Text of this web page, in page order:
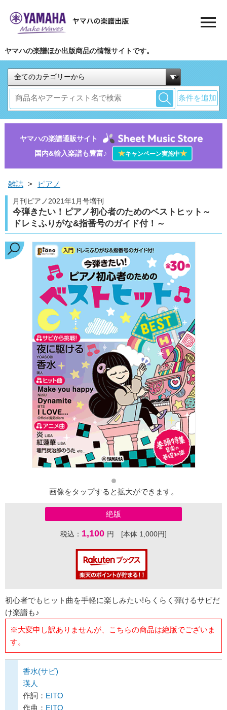
ヤマハの楽譜ほか出版商品の情報サイトです。
条件を追加
ヤマハの楽譜通販サイト
国内&輸入楽譜も豊富♪
★キャンペーン実施中★
雑誌 > ピアノ
月刊ピアノ2021年1月号増刊
今弾きたい！ピアノ初心者のためのベストヒット～
ドレミふりがな&指番号のガイド付！～
画像をタップすると拡大ができます。
絶版
税込： 1,100 円 [本体 1,000円]
初心者でもヒット曲を手軽に楽しみたい!らくらく弾けるサビだ
け楽譜も♪
※大変申し訳ありませんが、こちらの商品は絶版でございま
す。
香水(サビ)
瑛人
作詞： EITO
作曲： EITO